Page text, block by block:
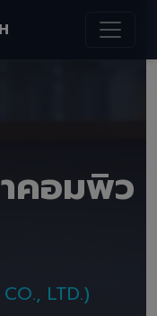
คอมพิว
LTD.)